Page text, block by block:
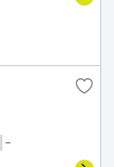
－